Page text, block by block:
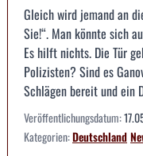
Gleich wird jemand an
Sie!“. Man könnte sich
Es hilft nichts. Die Tür
Polizisten? Sind es
Schlägen bereit und ein
Veröffentlichungsdatum:
Kategorien:Deutschland